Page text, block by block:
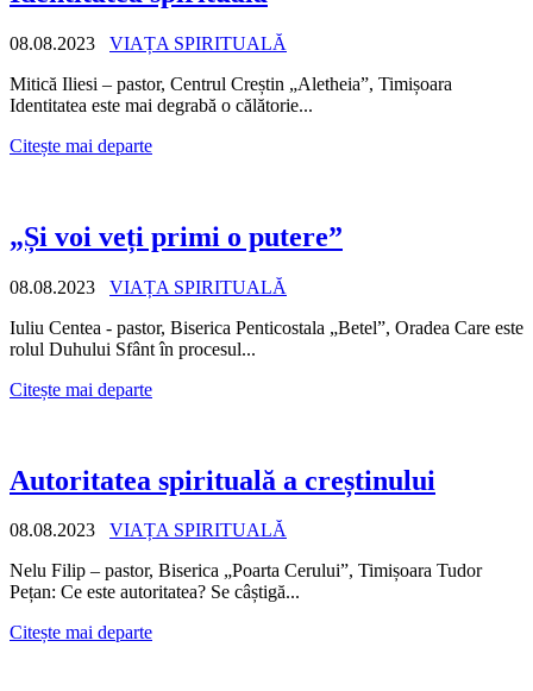
08.08.2023
VIAȚA SPIRITUALĂ
Mitică Iliesi – pastor, Centrul Creștin „Aletheia”, Timișoara
Identitatea este mai degrabă o călătorie...
Citește mai departe
„Și voi veți primi o putere”
08.08.2023
VIAȚA SPIRITUALĂ
Iuliu Centea - pastor, Biserica Penticostala „Betel”, Oradea Care este
rolul Duhului Sfânt în procesul...
Citește mai departe
Autoritatea spirituală a creștinului
08.08.2023
VIAȚA SPIRITUALĂ
Nelu Filip – pastor, Biserica „Poarta Cerului”, Timișoara Tudor
Pețan: Ce este autoritatea? Se câștigă...
Citește mai departe